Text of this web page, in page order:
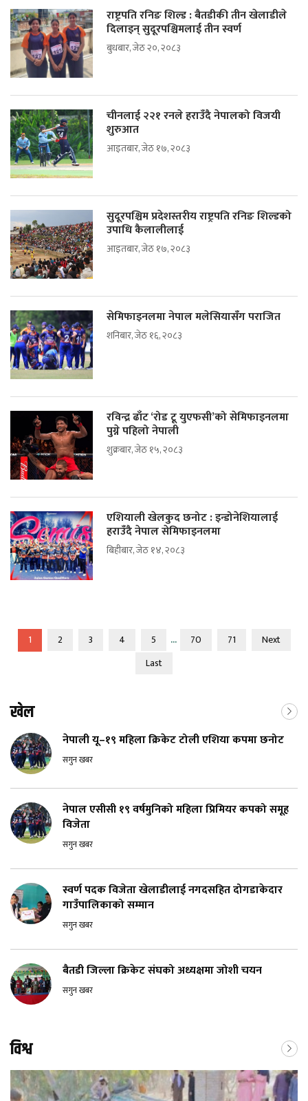
राष्ट्रपति रनिङ शिल्ड : बैतडीकी तीन खेलाडीले
दिलाइन् सुदूरपश्चिमलाई तीन स्वर्ण
बुधबार, जेठ २०, २०८३
चीनलाई २२१ रनले हराउँदै नेपालको विजयी
शुरुआत
आइतबार, जेठ १७, २०८३
सुदूरपश्चिम प्रदेशस्तरीय राष्ट्रपति रनिङ शिल्डको
उपाधि कैलालीलाई
आइतबार, जेठ १७, २०८३
सेमिफाइनलमा नेपाल मलेसियासँग पराजित
शनिबार, जेठ १६, २०८३
रविन्द्र ढाँट ‘रोड टू युएफसी’को सेमिफाइनलमा
पुग्ने पहिलो नेपाली
शुक्रबार, जेठ १५, २०८३
एशियाली खेलकुद छनोट : इन्डोनेशियालाई
हराउँदै नेपाल सेमिफाइनलमा
बिहीबार, जेठ १४, २०८३
1 2 3 4 5 ... 70 71
Next
Last
खेल
नेपाली यू–१९ महिला क्रिकेट टोली एशिया कपमा छनोट
सगुन खबर
नेपाल एसीसी १९ वर्षमुनिको महिला प्रिमियर कपको समूह
विजेता
सगुन खबर
स्वर्ण पदक विजेता खेलाडीलाई नगदसहित दोगडाकेदार
गाउँपालिकाको सम्मान
सगुन खबर
बैतडी जिल्ला क्रिकेट संघको अध्यक्षमा जोशी चयन
सगुन खबर
विश्व